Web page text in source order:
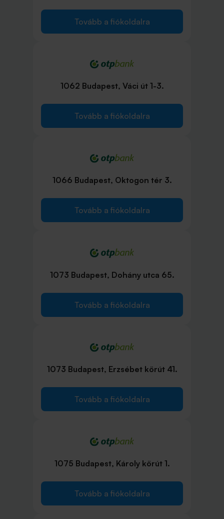
Tovább a fiókoldalra
1062 Budapest, Váci út 1-3.
Tovább a fiókoldalra
1066 Budapest, Oktogon tér 3.
Tovább a fiókoldalra
1073 Budapest, Dohány utca 65.
Tovább a fiókoldalra
1073 Budapest, Erzsébet körút 41.
Tovább a fiókoldalra
1075 Budapest, Károly körút 1.
Tovább a fiókoldalra